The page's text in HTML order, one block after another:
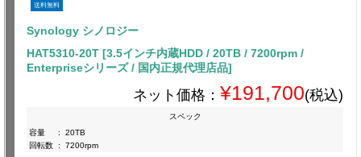
送料無料
Synology シノロジー
HAT5310-20T [3.5インチ内蔵HDD / 20TB / 7200rpm /
Enterpriseシリーズ / 国内正規代理店品]
ネット価格： ¥191,700(税込)
スペック
容量
:
20TB
回転数 : 7200rpm